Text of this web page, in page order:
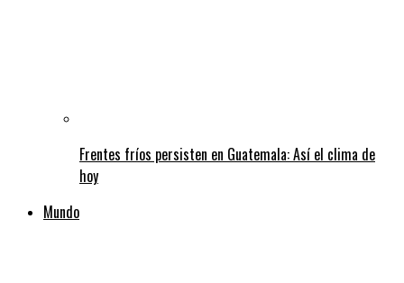
Frentes fríos persisten en Guatemala: Así el clima de
hoy
Mundo